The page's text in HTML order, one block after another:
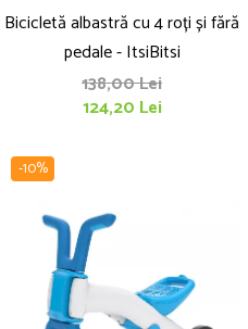
Bicicletă albastră cu 4 roți și fără
pedale - ItsiBitsi
138,00 Lei
124,20 Lei
-10%